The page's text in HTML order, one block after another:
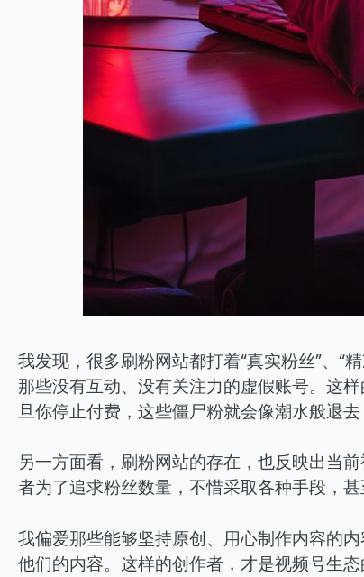
我发现，很多刷粉网站都打着“真实粉丝”、“
那些没有互动、没有关注力的虚假账号。这
旦你停止付费，这些僵尸粉就会像潮水般退去
另一方面看，刷粉网站的存在，也反映出当
者为了追求粉丝数量，不惜采取各种手段，
我偏爱那些能够坚持原创、用心制作内容的
他们的内容。这样的创作者，才是视频号生态